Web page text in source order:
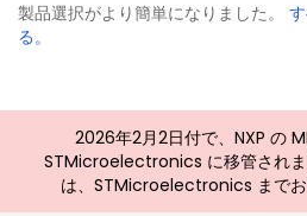
製品選択がより簡単になりました。
る。
2026年2月2日付で、NXP の
STMicroelectronics に移管され
は、STMicroelectronics までお